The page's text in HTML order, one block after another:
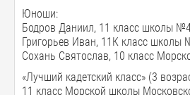
Юноши:
Бодров Даниил, 11 класс школы
Григорьев Иван, 11К класс школы
Сохань Святослав, 10 класс
«Лучший кадетский класс» (3
11 класс Морской школы